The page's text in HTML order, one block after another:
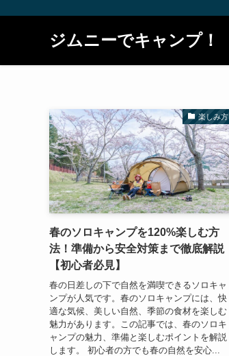
ジムニーでキャンプ！
楽しみ方
春のソロキャンプを120%楽しむ方
法！準備から安全対策まで徹底解説
【初心者必見】
春の日差しの下で自然を満喫できるソロキャ
ンプが人気です。春のソロキャンプには、快
適な気候、美しい自然、季節の食材を楽しむ
魅力があります。この記事では、春のソロキ
ャンプの魅力、準備と楽しむポイントを解説
します。 初心者の方でも春の自然を安心...